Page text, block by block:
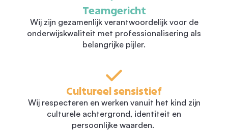
Teamgericht
Wij zijn gezamenlijk verantwoordelijk voor de
onderwijskwaliteit met professionalisering als
belangrijke pijler.
Cultureel sensistief
Wij respecteren en werken vanuit het kind zijn
culturele achtergrond, identiteit en
persoonlijke waarden.